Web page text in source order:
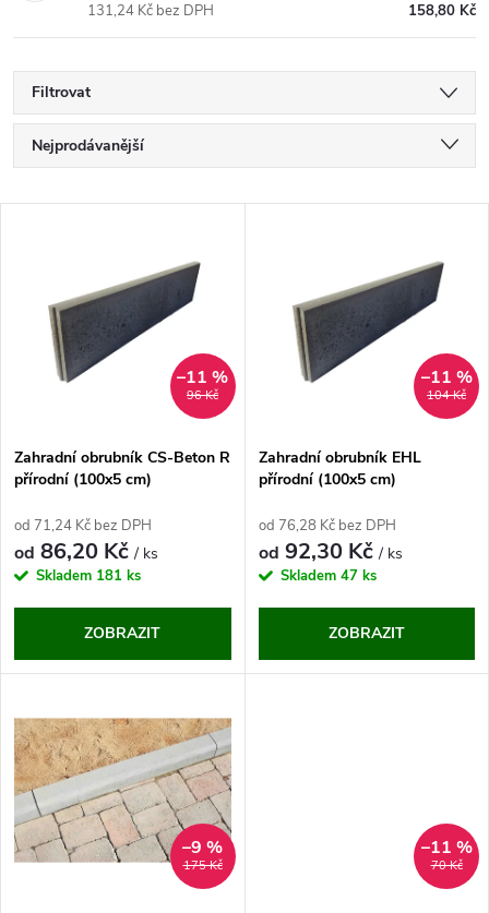
158,80 Kč
131,24 Kč bez DPH
Filtrovat
Ř
a
p
r
o
u
k
t
ů
Nejprodávanější
s
p
r
o
d
u
k
t
ů
96 Kč
–11 %
Zahradní obrubník CS-Beton R
přírodní (100x5 cm)
od 71,24 Kč bez DPH
od 86,20 Kč/ ks
Skladem 181 ks
ZOBRAZIT
104 Kč
–11 %
Zahradní obrubník EHL
přírodní (100x5 cm)
od 76,28 Kč bez DPH
od 92,30 Kč/ ks
Skladem 47 ks
ZOBRAZIT
175 Kč
–9 %
70 Kč
–11 %